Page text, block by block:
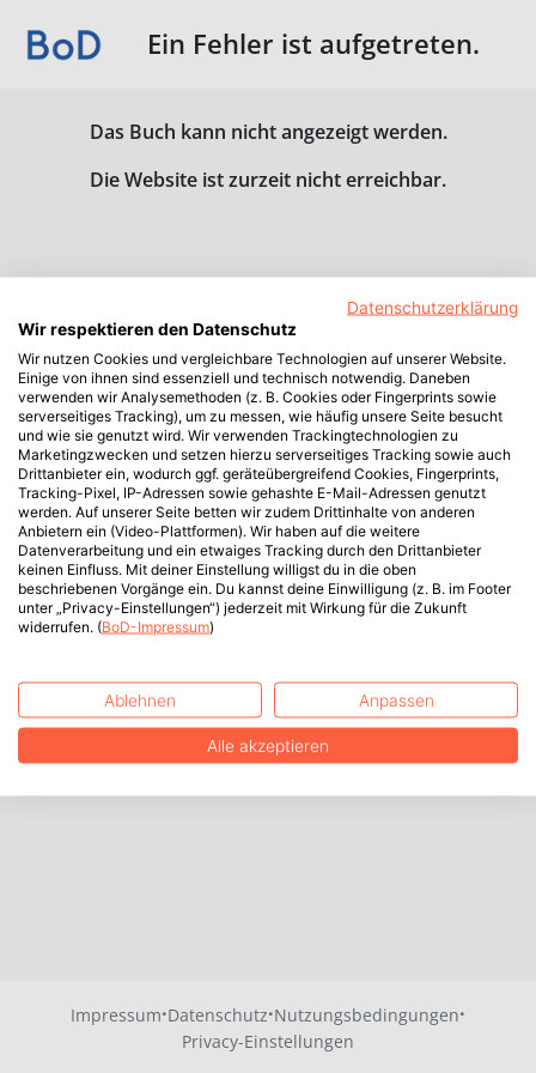
Ein Fehler ist aufgetreten.
Das Buch kann nicht angezeigt werden.
Die Website ist zurzeit nicht erreichbar.
Impressum·Datenschutz·Nutzungsbedingungen·
Privacy-Einstellungen
Datenschutzerklärung
Wir respektieren den Datenschutz
Wir nutzen Cookies und vergleichbare Technologien auf unserer Website.
Einige von ihnen sind essenziell und technisch notwendig. Daneben
verwenden wir Analysemethoden (z. B. Cookies oder Fingerprints sowie
serverseitiges Tracking), um zu messen, wie häufig unsere Seite besucht
und wie sie genutzt wird. Wir verwenden Trackingtechnologien zu
Marketingzwecken und setzen hierzu serverseitiges Tracking sowie auch
Drittanbieter ein, wodurch ggf. geräteübergreifend Cookies, Fingerprints,
Tracking-Pixel, IP-Adressen sowie gehashte E-Mail-Adressen genutzt
werden. Auf unserer Seite betten wir zudem Drittinhalte von anderen
Anbietern ein (Video-Plattformen). Wir haben auf die weitere
Datenverarbeitung und ein etwaiges Tracking durch den Drittanbieter
keinen Einfluss. Mit deiner Einstellung willigst du in die oben
beschriebenen Vorgänge ein. Du kannst deine Einwilligung (z. B. im Footer
unter „Privacy-Einstellungen“) jederzeit mit Wirkung für die Zukunft
widerrufen. (BoD-Impressum)
Ablehnen Anpassen
Alle akzeptieren